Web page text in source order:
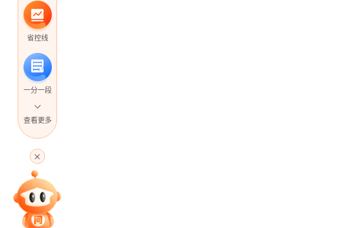
省控线
一分一段
专家指导课
查看更多